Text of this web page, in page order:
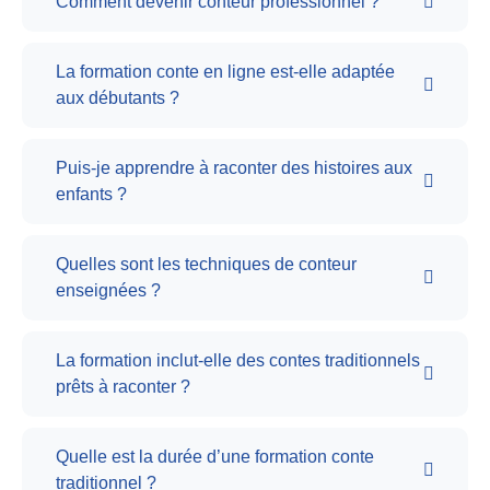
La formation conte en ligne est-elle adaptée
aux débutants ?
Puis-je apprendre à raconter des histoires aux
enfants ?
Quelles sont les techniques de conteur
enseignées ?
La formation inclut-elle des contes traditionnels
prêts à raconter ?
Quelle est la durée d’une formation conte
traditionnel ?